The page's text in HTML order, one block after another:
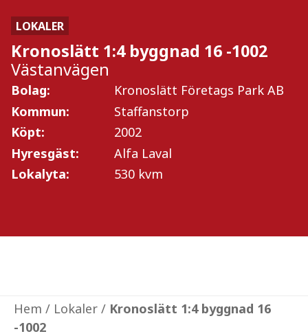
Hyresgäst: Alfa Laval Lund AB
Visa objekt
LOKALER
Kronoslätt 1:4 byggnad 16 -1002
Västanvägen
Bolag:
Kronoslätt Företags Park AB
Kommun:
Staffanstorp
Köpt:
2002
Hyresgäst:
Alfa Laval
Lokalyta:
530 kvm
Hem / Lokaler / Kronoslätt 1:4 byggnad 16
-1002